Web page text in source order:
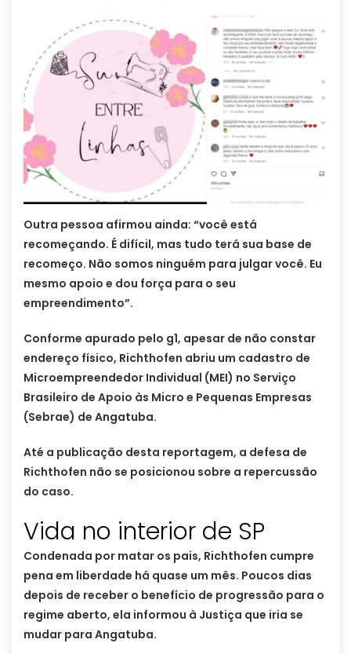
Outra pessoa afirmou ainda: “você está
recomeçando. É difícil, mas tudo terá sua base de
recomeço. Não somos ninguém para julgar você. Eu
mesmo apoio e dou força para o seu
empreendimento”.
Conforme apurado pelo g1, apesar de não constar
endereço físico, Richthofen abriu um cadastro de
Microempreendedor Individual (MEI) no Serviço
Brasileiro de Apoio às Micro e Pequenas Empresas
(Sebrae) de Angatuba.
Até a publicação desta reportagem, a defesa de
Richthofen não se posicionou sobre a repercussão
do caso.
Vida no interior de SP
Condenada por matar os pais, Richthofen cumpre
pena em liberdade há quase um mês. Poucos dias
depois de receber o benefício de progressão para o
regime aberto, ela informou à Justiça que iria se
mudar para Angatuba.